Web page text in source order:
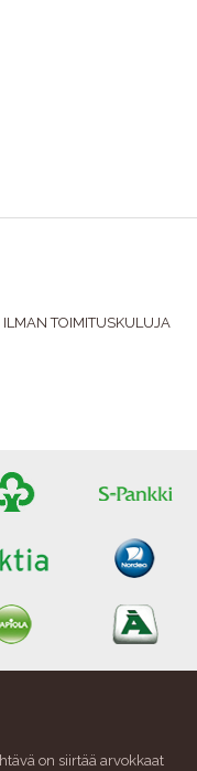
TOIMITUSKULUJA
on siirtää arvokkaat